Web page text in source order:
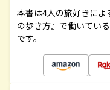
本書は4人の旅好きによ
の歩き方』で働いてい
です。